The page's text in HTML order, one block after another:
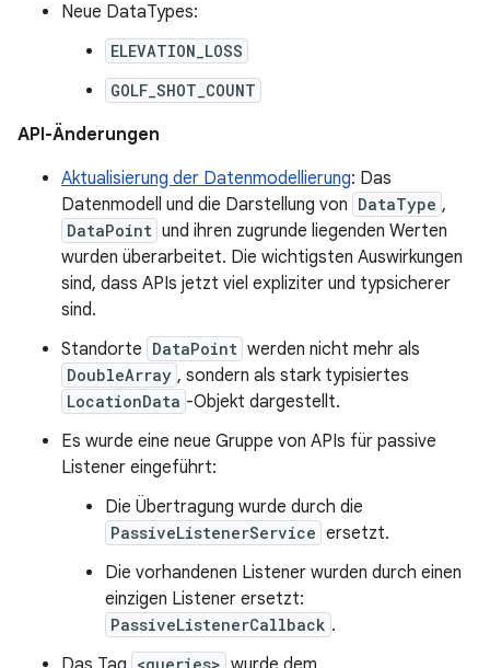
Neue DataTypes:
ELEVATION_LOSS
GOLF_SHOT_COUNT
API-Änderungen
Aktualisierung der Datenmodellierung: Das
Datenmodell und die Darstellung von DataType ,
DataPoint und ihren zugrunde liegenden Werten
wurden überarbeitet. Die wichtigsten Auswirkungen
sind, dass APIs jetzt viel expliziter und typsicherer
sind.
Standorte DataPoint werden nicht mehr als
DoubleArray , sondern als stark typisiertes
LocationData -Objekt dargestellt.
Es wurde eine neue Gruppe von APIs für passive
Listener eingeführt:
Die Übertragung wurde durch die
PassiveListenerService ersetzt.
Die vorhandenen Listener wurden durch einen
einzigen Listener ersetzt:
PassiveListenerCallback .